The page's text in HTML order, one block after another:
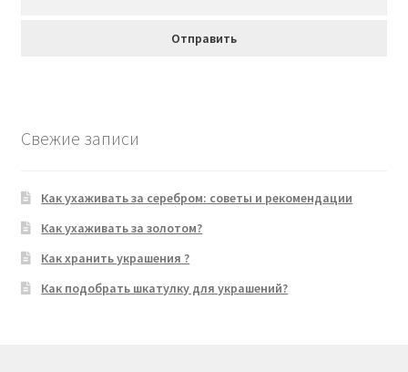
Свежие записи
Как ухаживать за серебром: советы и рекомендации
Как ухаживать за золотом?
Как хранить украшения ?
Как подобрать шкатулку для украшений?